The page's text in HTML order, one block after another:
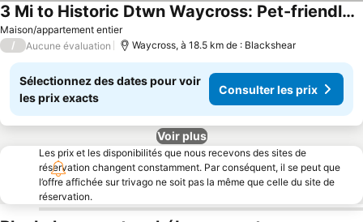
Maison/appartement entier
3 Mi to Historic Dtwn Waycross: Pet-friendly Home
/ Aucune évaluation Waycross, à 18.5 km de : Blackshear
Sélectionnez des dates pour voir
les prix exacts
Consulter les prix
Voir plus
Les prix et les disponibilités que nous recevons des sites de
réservation changent constamment. Par conséquent, il se peut que
l’offre affichée sur trivago ne soit pas la même que celle du site de
réservation.